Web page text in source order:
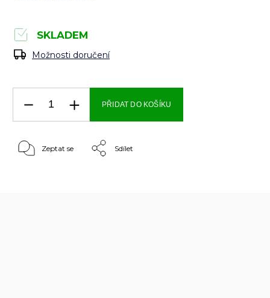
SKLADEM
Možnosti doručení
PŘIDAT DO KOŠÍKU
Zeptat se Sdílet